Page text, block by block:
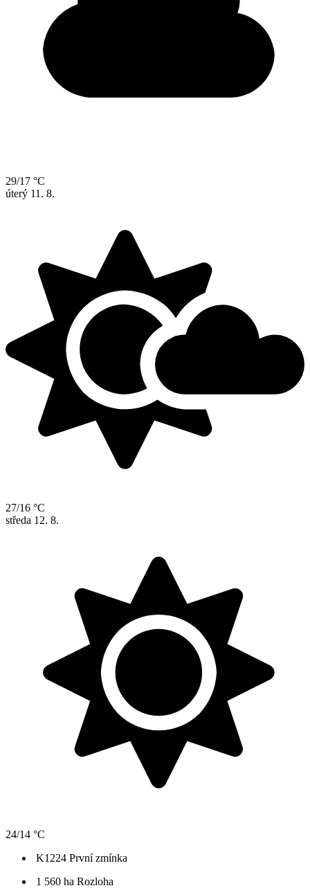
29/17 °C
úterý 11. 8.
27/16 °C
středa 12. 8.
24/14 °C
K1224 První zmínka
1 560 ha Rozloha